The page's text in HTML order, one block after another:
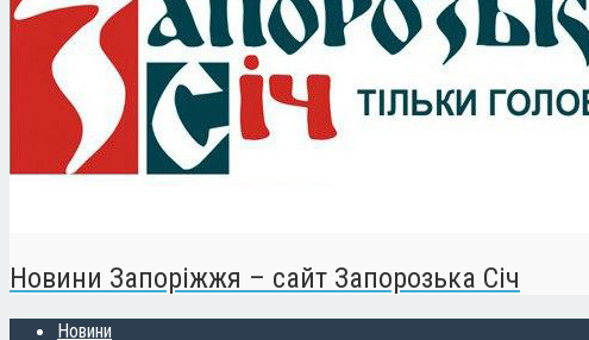
Новини Запоріжжя – сайт Запорозька Січ
Новини